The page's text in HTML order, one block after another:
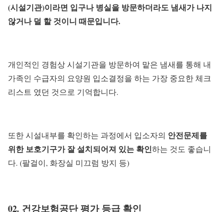
(시설기관)이라면 입구나 병실을 방문하더라도 냄새가 나지
않거나 덜 할 것이니 때문입니다.
개인적인 경험상 시설기관을 방문하여 맡은 냄새를 통해 내
가족인 수급자의 요양원 입소결정을 하는 가장 중요한 체크
리스트 였던 것으로 기억합니다.
또한 시설내부를 확인하는 과정에서 입소자의 안전문제를
위한 보호기구가 잘 설치되어져 있는 확인하는 것도 좋습니
다. (팔걸이, 화장실 미끄럼 방지 등)
02. 건강보험공단 평가 등급 확인